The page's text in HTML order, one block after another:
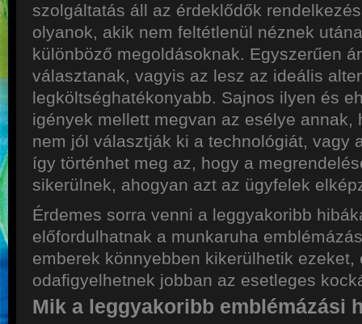
szolgáltatás áll az érdeklődők
olyanok, akik nem feltétlenül néznek
különböző megoldásoknak. Egyszerűen
választanak, vagyis az lesz az ideális
legköltséghatékonyabb. Sajnos ilyen és
igények mellett megvan az esélye annak,
nem jól választják ki a technológiát, vagy
így történhet meg az, hogy a
sikerülnek, ahogyan azt az ügyfelek
Érdemes sorra venni a leggyakoribb
előfordulhatnak a munkaruha
emberek könnyebben kikerülhetik ezeket,
odafigyelhetnek jobban az esetleges
Mik a leggyakoribb emblémázási